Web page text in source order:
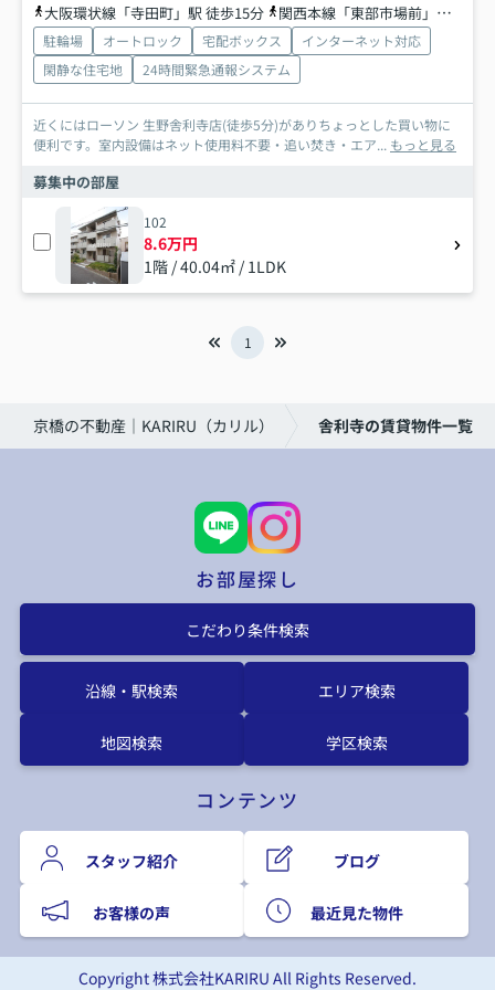
大阪環状線「寺田町」駅 徒歩15分
関西本線「東部市場前」駅 徒歩16分
駐輪場 オートロック 宅配ボックス
インターネット対応
閑静な住宅地
24時間緊急通報システム
近くにはローソン 生野舎利寺店(徒歩5分)がありちょっとした買い物に
便利です。室内設備はネット使用料不要・追い焚き・エア... もっと見る
募集中の部屋
102
8.6万円
1階 / 40.04㎡ / 1LDK
1
京橋の不動産｜KARIRU（カリル） 舎利寺の賃貸物件一覧
お部屋探し
こだわり条件検索
沿線・駅検索 エリア検索
地図検索 学区検索
コンテンツ
スタッフ紹介 ブログ
お客様の声 最近見た物件
Copyright 株式会社KARIRU All Rights Reserved.